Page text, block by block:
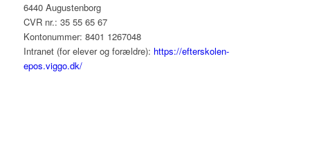
6440 Augustenborg
CVR nr.: 35 55 65 67
Kontonummer: 8401 1267048
Intranet (for elever og forældre): https://efterskolen-
epos.viggo.dk/